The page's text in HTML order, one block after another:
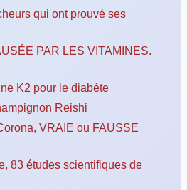
qui ont prouvé ses
PAR LES VITAMINES.
K2 pour le diabète
Reishi
VRAIE ou FAUSSE
83 études scientifiques de